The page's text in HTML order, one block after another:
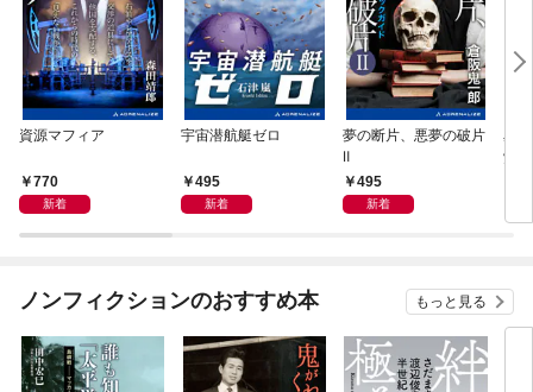
資源マフィア
770
新着
宇宙潜航艇ゼロ
495
新着
夢の断片、悪夢の破片
Ⅱ
495
新着
星
覚
ノンフィクションのおすすめ本 もっと見る